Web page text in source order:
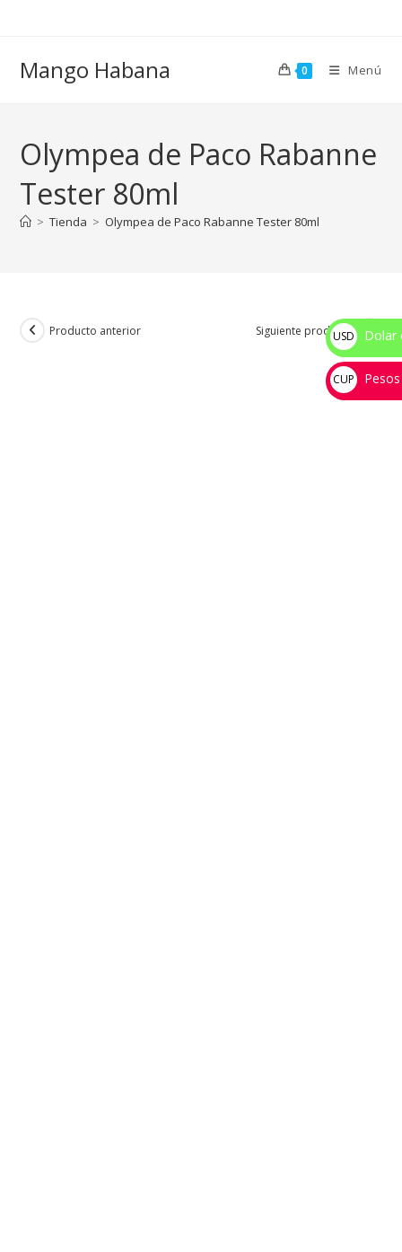
Mango Habana 0 Menú
Olympea de Paco Rabanne
Tester 80ml
> Tienda > Olympea de Paco Rabanne Tester 80ml
Producto anterior Siguiente producto
USD
$
Dolar
CUP
💰
Pesos